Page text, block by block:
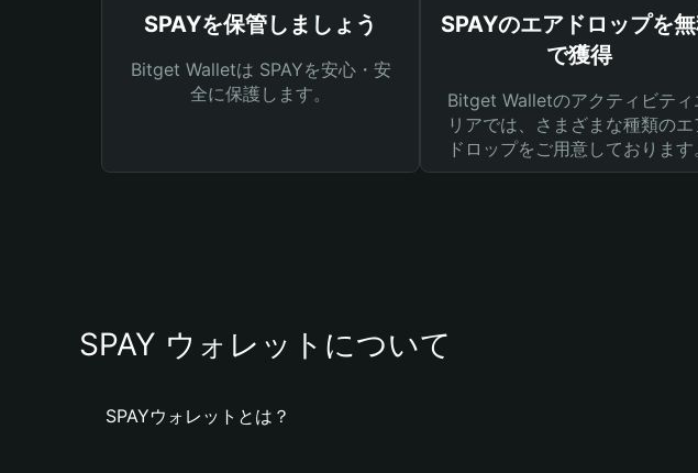
SPAYを保管しましょう
Bitget Walletは SPAYを安心・安
全に保護します。
SPAYのエアドロップを
で獲得
Bitget Walletのアクティビティ
リアでは、さまざまな種類のエ
ドロップをご用意しております
SPAY ウォレットについて
SPAYウォレットとは？